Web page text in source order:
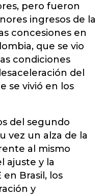
pero fueron
ingresos de la
concesiones en
que se vio
condiciones
del
se vivió en los
del segundo
vez un alza de la
al mismo
ajuste y la
en Brasil, los
y